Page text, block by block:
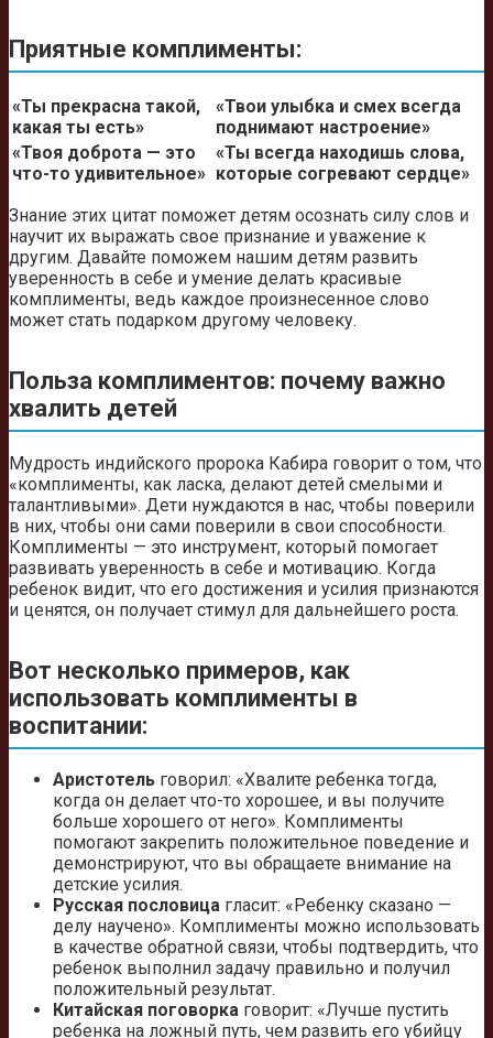
Приятные комплименты:
«Ты прекрасна такой,
какая ты есть»
«Твои улыбка и смех всегда
поднимают настроение»
«Твоя доброта — это
что-то удивительное»
«Ты всегда находишь слова,
которые согревают сердце»
Знание этих цитат поможет детям осознать силу слов и
научит их выражать свое признание и уважение к
другим. Давайте поможем нашим детям развить
уверенность в себе и умение делать красивые
комплименты, ведь каждое произнесенное слово
может стать подарком другому человеку.
Польза комплиментов: почему важно
хвалить детей
Мудрость индийского пророка Кабира говорит о том, что
«комплименты, как ласка, делают детей смелыми и
талантливыми». Дети нуждаются в нас, чтобы поверили
в них, чтобы они сами поверили в свои способности.
Комплименты — это инструмент, который помогает
развивать уверенность в себе и мотивацию. Когда
ребенок видит, что его достижения и усилия признаются
и ценятся, он получает стимул для дальнейшего роста.
Вот несколько примеров, как
использовать комплименты в
воспитании:
Аристотель говорил: «Хвалите ребенка тогда,
когда он делает что-то хорошее, и вы получите
больше хорошего от него». Комплименты
помогают закрепить положительное поведение и
демонстрируют, что вы обращаете внимание на
детские усилия.
Русская пословица гласит: «Ребенку сказано —
делу научено». Комплименты можно использовать
в качестве обратной связи, чтобы подтвердить, что
ребенок выполнил задачу правильно и получил
положительный результат.
Китайская поговорка говорит: «Лучше пустить
ребенка на ложный путь, чем развить его убийцу